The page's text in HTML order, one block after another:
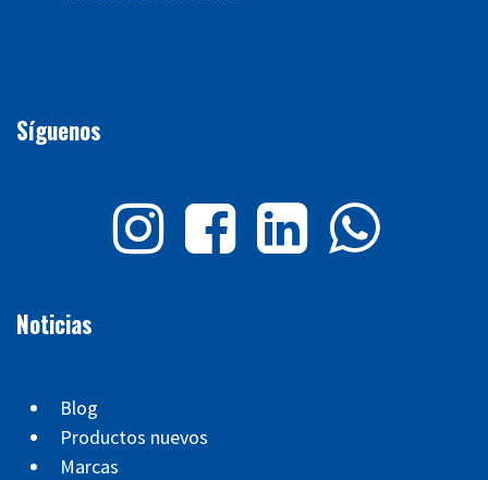
Síguenos
Noticias
Blog
Productos nuevos
Marcas